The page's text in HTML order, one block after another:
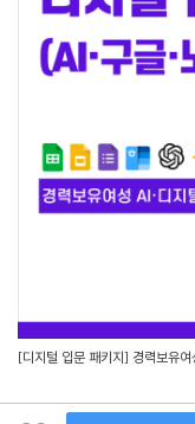
[디지털 입문 패키지] 경력보유